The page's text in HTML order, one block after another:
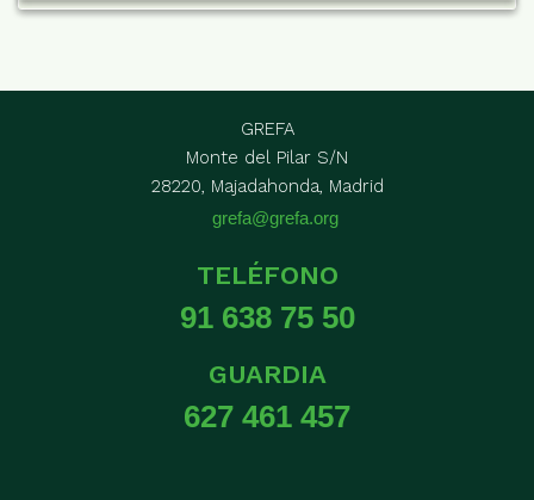
GREFA
Monte del Pilar S/N
28220, Majadahonda, Madrid
grefa@grefa.org
TELÉFONO
91 638 75 50
GUARDIA
627 461 457